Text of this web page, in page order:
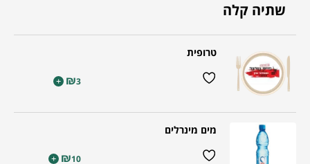
שתיה קלה
טרופית
₪3
+
מים מינרלים
₪10
+